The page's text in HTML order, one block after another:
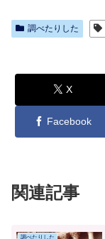
調べたりした
X
Facebook
関連記事
調べたりした